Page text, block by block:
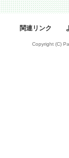
関連リンク
Copyright (C)